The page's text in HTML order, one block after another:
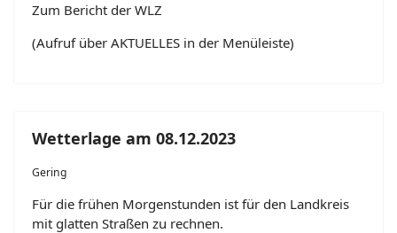
Zum Bericht der WLZ
(Aufruf über AKTUELLES in der Menüleiste)
Wetterlage am 08.12.2023
Gering
Für die frühen Morgenstunden ist für den Landkreis
mit glatten Straßen zu rechnen.